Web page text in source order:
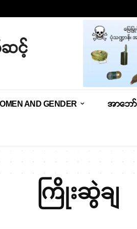
ဆင့်
AND GENDER အာဘော်
ကြိုးဆွဲချ